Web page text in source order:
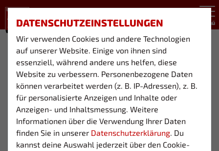
DATENSCHUTZEINSTELLUNGEN
Wir verwenden Cookies und andere Technologien
auf unserer Website. Einige von ihnen sind
essenziell, während andere uns helfen, diese
Website zu verbessern. Personenbezogene Daten
können verarbeitet werden (z. B. IP-Adressen), z. B.
für personalisierte Anzeigen und Inhalte oder
Anzeigen- und Inhaltsmessung. Weitere
Informationen über die Verwendung Ihrer Daten
finden Sie in unserer Datenschutzerklärung. Du
kannst deine Auswahl jederzeit über den Cookie-
Menü
U9 II (JG. 2017)
Übersicht Funktionsteam